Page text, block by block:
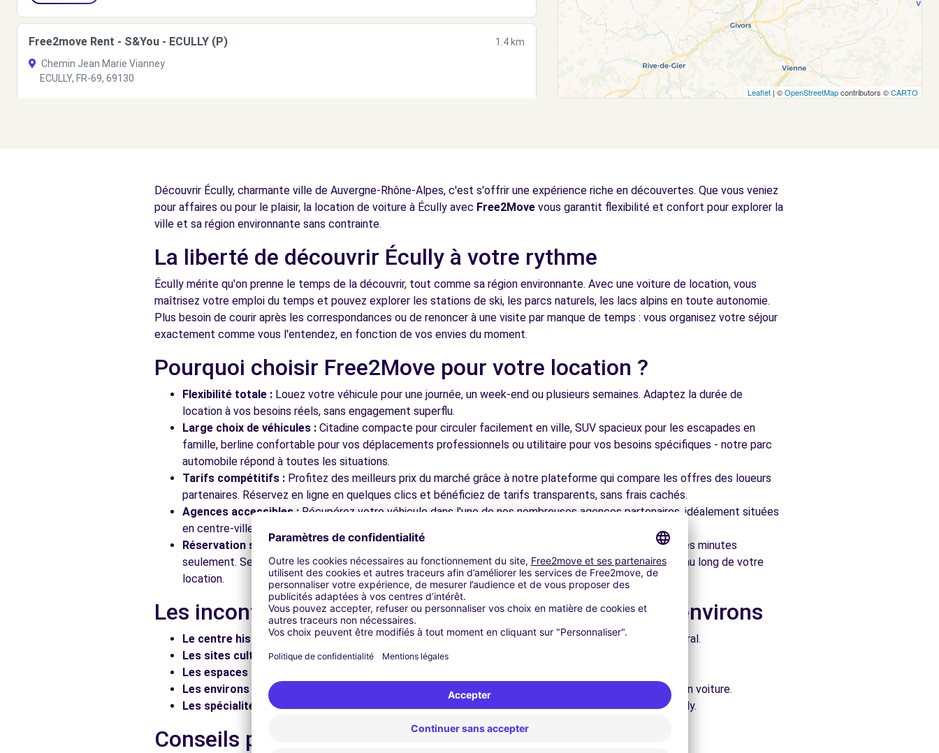
Free2move Rent - S&You - ECULLY (P)
1.4 km
Chemin Jean Marie Vianney
ECULLY, FR-69, 69130
CHARBONNIERES-LES-BAINS, 69260
Free2Move Rent - GARAGE DE LA PLAINE - STE-FOY-LES-LYON (C)
3.4 km
Free2Move Rent - TERRAILLON - GARAGE DES PROVINCES - STE-FOY-LES-LYON (C)
3.4 km
Free2Move Rent - ETS FAHY - FRANCHEVILLE (P)
3.5 km
Leaflet| ©OpenStreetMapcontributors ©CARTO
Découvrir Écully, charmante ville de Auvergne-Rhône-Alpes, c'est s'offrir une expérience riche en découvertes. Que vous veniez
pour affaires ou pour le plaisir, la location de voiture à Écully avec Free2Move vous garantit flexibilité et confort pour explorer la
ville et sa région environnante sans contrainte.
La liberté de découvrir Écully à votre rythme
Écully mérite qu'on prenne le temps de la découvrir, tout comme sa région environnante. Avec une voiture de location, vous
maîtrisez votre emploi du temps et pouvez explorer les stations de ski, les parcs naturels, les lacs alpins en toute autonomie.
Plus besoin de courir après les correspondances ou de renoncer à une visite par manque de temps : vous organisez votre séjour
exactement comme vous l'entendez, en fonction de vos envies du moment.
Pourquoi choisir Free2Move pour votre location ?
Flexibilité totale : Louez votre véhicule pour une journée, un week-end ou plusieurs semaines. Adaptez la durée de
location à vos besoins réels, sans engagement superflu.
Large choix de véhicules : Citadine compacte pour circuler facilement en ville, SUV spacieux pour les escapades en
famille, berline confortable pour vos déplacements professionnels ou utilitaire pour vos besoins spécifiques - notre parc
automobile répond à toutes les situations.
Tarifs compétitifs : Profitez des meilleurs prix du marché grâce à notre plateforme qui compare les offres des loueurs
partenaires. Réservez en ligne en quelques clics et bénéficiez de tarifs transparents, sans frais cachés.
Agences accessibles : Récupérez votre véhicule dans l'une de nos nombreuses agences partenaires, idéalement situées
en centre-ville, en gare ou près des aéroports pour faciliter le démarrage de votre séjour.
Réservation simplifiée :Notre plateforme intuitive vous permet de réserver votre véhicule en quelques minutes
seulement. Service client disponible pour répondre à toutes vos questions et vous accompagner tout au long de votre
location.
Les incontournables à découvrir à Écully et dans les environs
Le centre historique :Flânez dans les ruelles du cœur de ville et découvrez son patrimoine architectural.
Les sites culturels :Visitez les musées et monuments qui font la richesse de Écully.
Les espaces naturels :
Les environs :
Explorez les stations de ski, les parcs naturels, les lacs alpins, facilement accessibles en voiture.
Les spécialités locales :Découvrez la gastronomie régionale dans les restaurants et marchés de Écully.
Conseils pratiques pour conduire à Écully